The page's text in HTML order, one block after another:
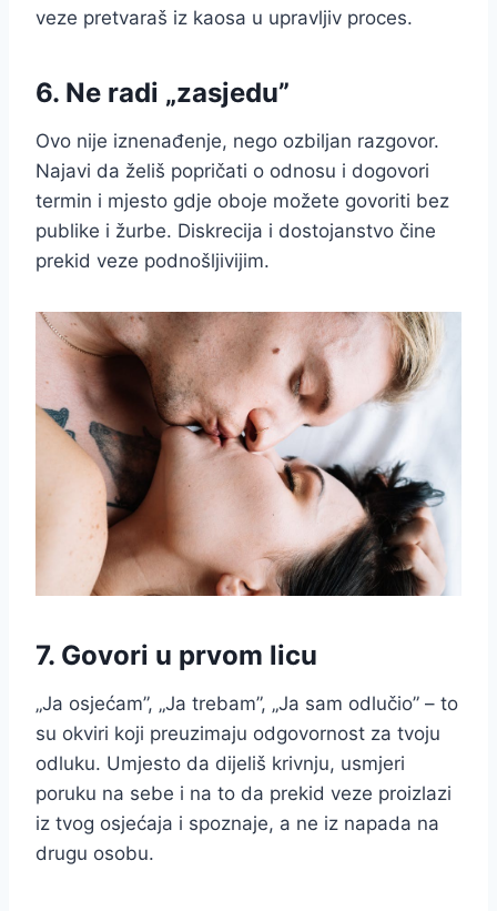
veze pretvaraš iz kaosa u upravljiv proces.
6. Ne radi „zasjedu”
Ovo nije iznenađenje, nego ozbiljan razgovor.
Najavi da želiš popričati o odnosu i dogovori
termin i mjesto gdje oboje možete govoriti bez
publike i žurbe. Diskrecija i dostojanstvo čine
prekid veze podnošljivijim.
7. Govori u prvom licu
„Ja osjećam”, „Ja trebam”, „Ja sam odlučio” – to
su okviri koji preuzimaju odgovornost za tvoju
odluku. Umjesto da dijeliš krivnju, usmjeri
poruku na sebe i na to da prekid veze proizlazi
iz tvog osjećaja i spoznaje, a ne iz napada na
drugu osobu.